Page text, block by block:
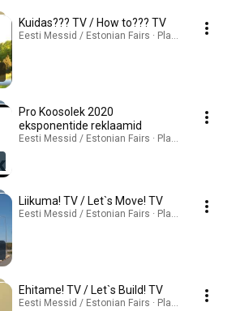
Kuidas??? TV / How to??? TV
Eesti Messid / Estonian Fairs · Playlist
Pro Koosolek 2020
eksponentide reklaamid
Eesti Messid / Estonian Fairs · Playlist
Liikuma! TV / Let`s Move! TV
Eesti Messid / Estonian Fairs · Playlist
Ehitame! TV / Let`s Build! TV
Eesti Messid / Estonian Fairs · Playlist